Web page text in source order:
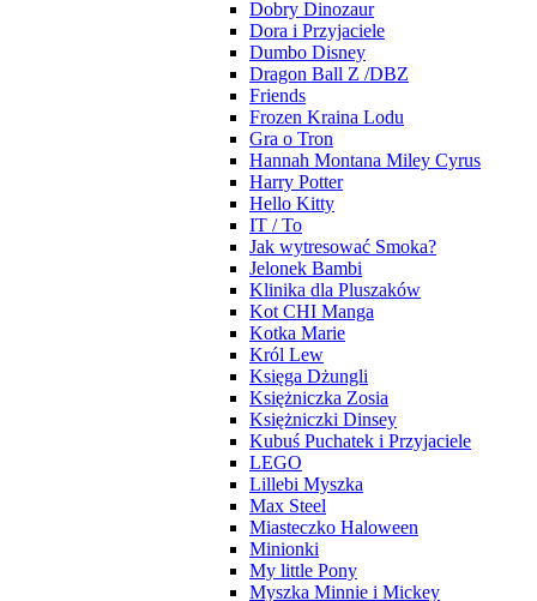
Dobry Dinozaur
Dora i Przyjaciele
Dumbo Disney
Dragon Ball Z /DBZ
Friends
Frozen Kraina Lodu
Gra o Tron
Hannah Montana Miley Cyrus
Harry Potter
Hello Kitty
IT / To
Jak wytresować Smoka?
Jelonek Bambi
Klinika dla Pluszaków
Kot CHI Manga
Kotka Marie
Król Lew
Księga Dżungli
Księżniczka Zosia
Księżniczki Dinsey
Kubuś Puchatek i Przyjaciele
LEGO
Lillebi Myszka
Max Steel
Miasteczko Haloween
Minionki
My little Pony
Myszka Minnie i Mickey